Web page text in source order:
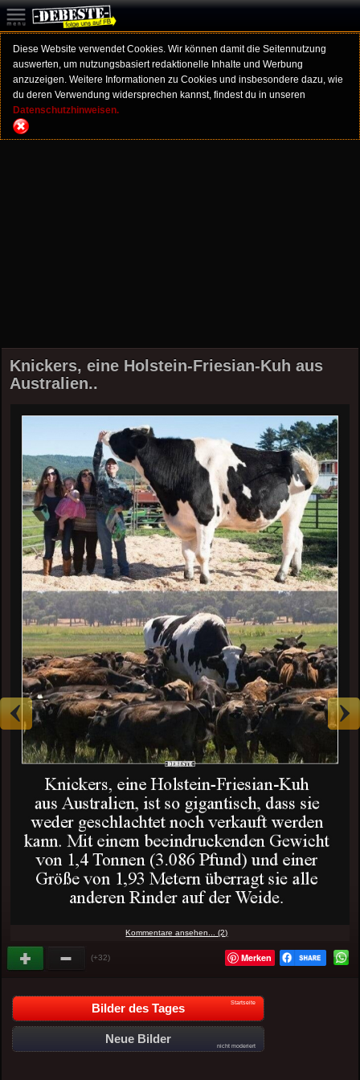
Diese Website verwendet Cookies. Wir können damit die Seitennutzung
auswerten, um nutzungsbasiert redaktionelle Inhalte und Werbung
anzuzeigen. Weitere Informationen zu Cookies und insbesondere dazu, wie
du deren Verwendung widersprechen kannst, findest du in unseren
Datenschutzhinweisen.
Knickers, eine Holstein-Friesian-Kuh aus
Australien..
Kommentare ansehen... (2)
(+32) Merken
Bilder des Tages Startseite
Neue Bilder
nicht moderiert